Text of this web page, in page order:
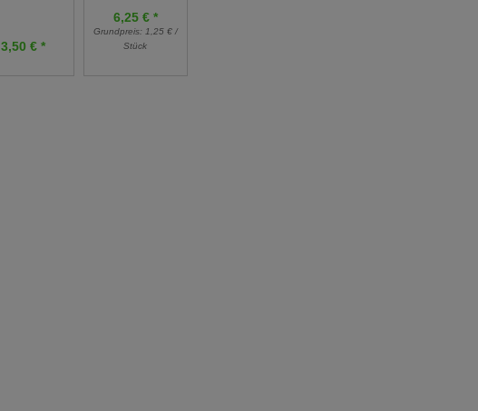
3,50 € *
6,25 € *
Grundpreis: 1,25 € /
Stück